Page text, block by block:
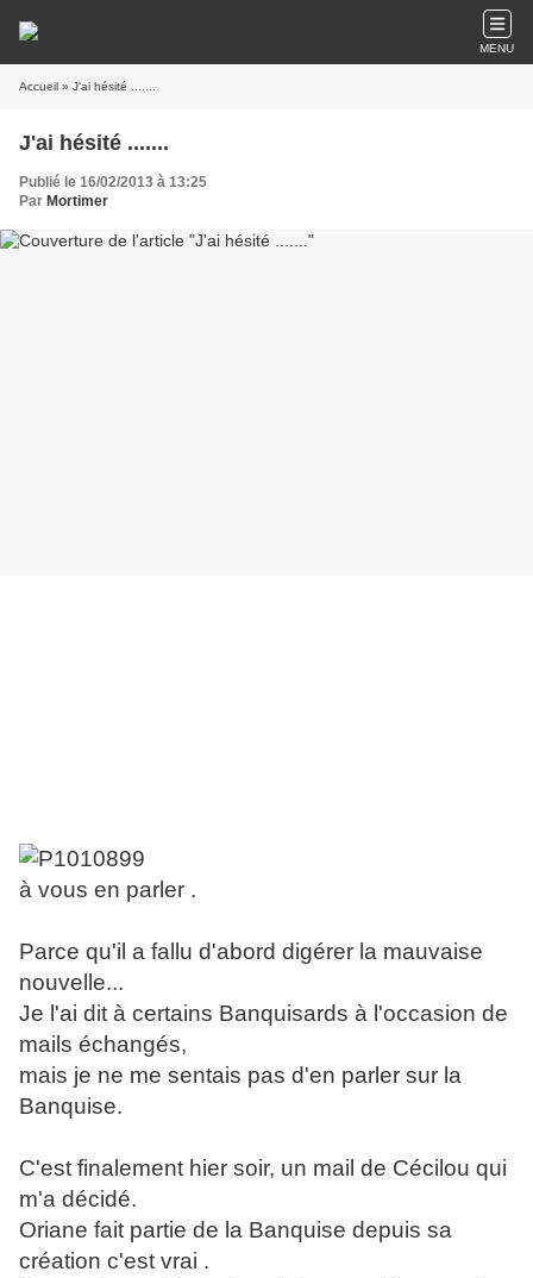
MENU
Accueil » J'ai hésité .......
J'ai hésité .......
Publié le 16/02/2013 à 13:25
Par Mortimer
à vous en parler .
Parce qu'il a fallu d'abord digérer la mauvaise
nouvelle...
Je l'ai dit à certains Banquisards à l'occasion de
mails échangés,
mais je ne me sentais pas d'en parler sur la
Banquise.
C'est finalement hier soir, un mail de Cécilou qui
m'a décidé.
Oriane fait partie de la Banquise depuis sa
création c'est vrai .